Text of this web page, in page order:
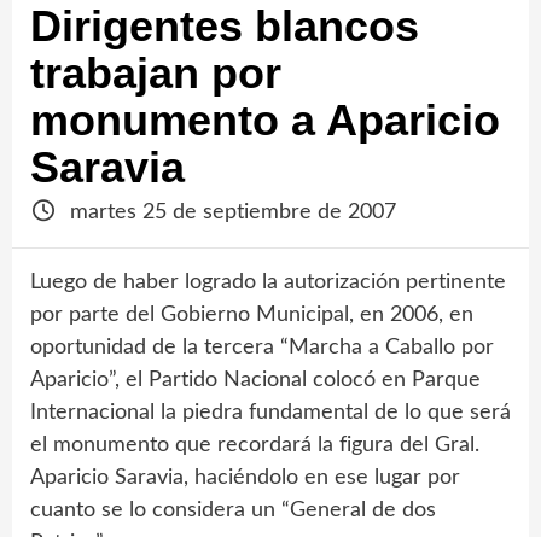
Dirigentes blancos
trabajan por
monumento a Aparicio
Saravia
martes 25 de septiembre de 2007
Luego de haber logrado la autorización pertinente
por parte del Gobierno Municipal, en 2006, en
oportunidad de la tercera “Marcha a Caballo por
Aparicio”, el Partido Nacional colocó en Parque
Internacional la piedra fundamental de lo que será
el monumento que recordará la figura del Gral.
Aparicio Saravia, haciéndolo en ese lugar por
cuanto se lo considera un “General de dos